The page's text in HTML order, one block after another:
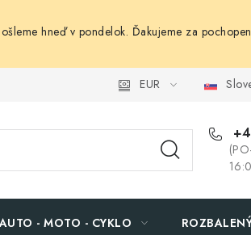
hneď v pondelok. Ďakujeme za
EUR
- MOTO - CYKLO